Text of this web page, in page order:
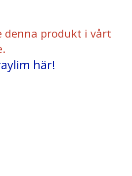
denna produkt i vårt
här!